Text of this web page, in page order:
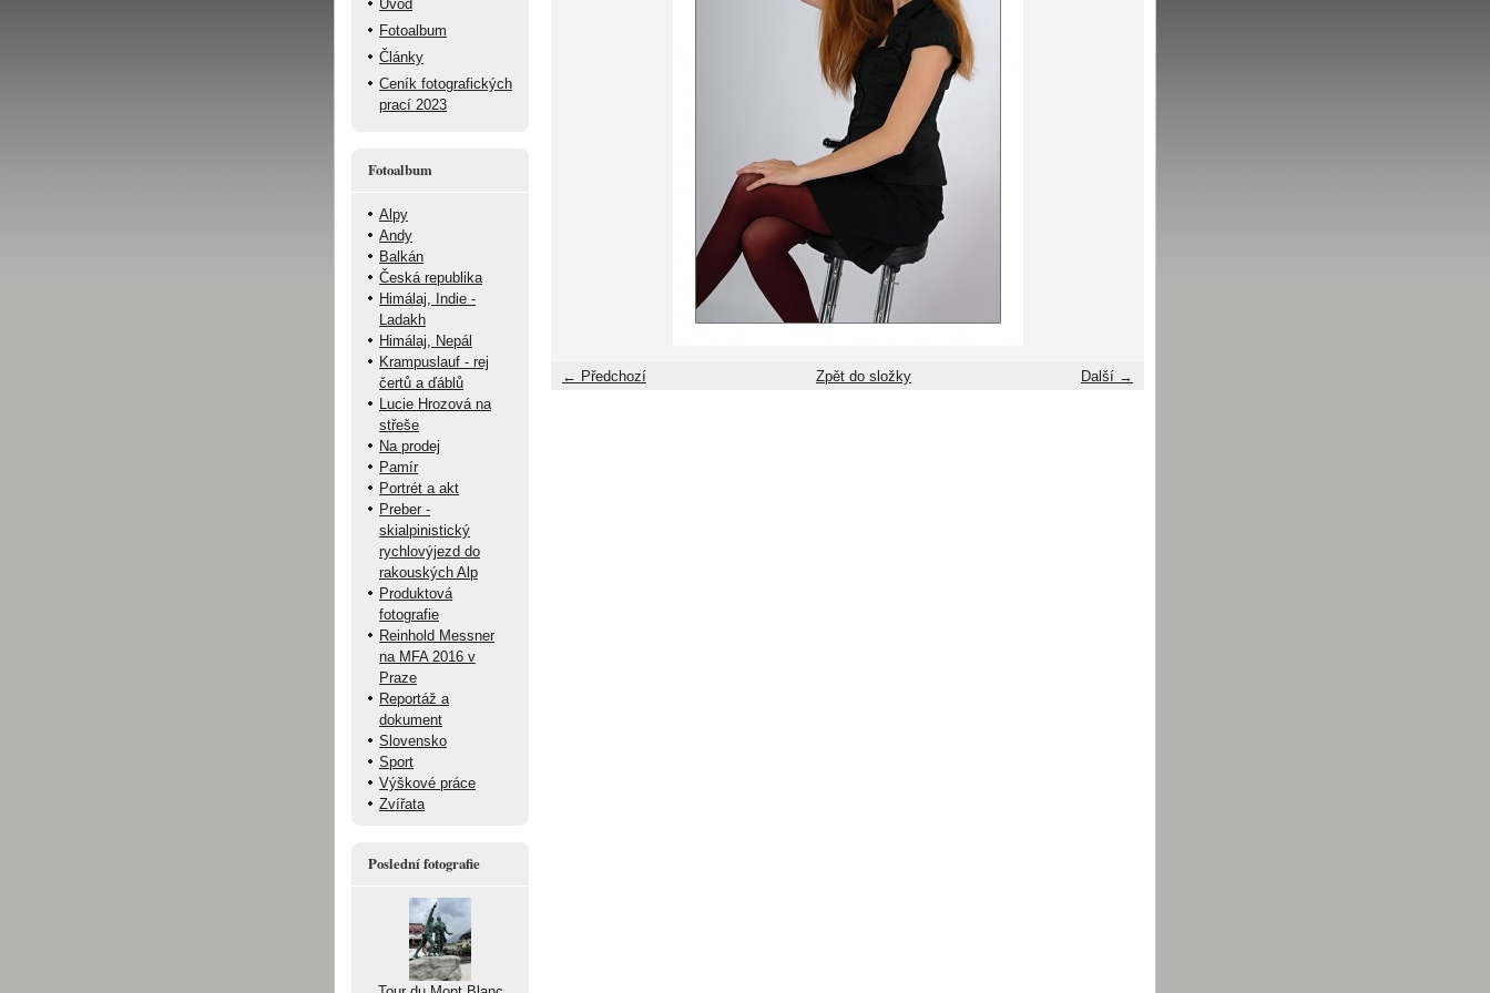
← Předchozí Další →
Zpět do složky
Úvod
Fotoalbum
Články
Ceník fotografických
prací 2023
Fotoalbum
Alpy
Andy
Balkán
Česká republika
Himálaj, Indie -
Ladakh
Himálaj, Nepál
Krampuslauf - rej
čertů a ďáblů
Lucie Hrozová na
střeše
Na prodej
Pamír
Portrét a akt
Preber -
skialpinistický
rychlovýjezd do
rakouských Alp
Produktová
fotografie
Reinhold Messner
na MFA 2016 v
Praze
Reportáž a
dokument
Slovensko
Sport
Výškové práce
Zvířata
Poslední fotografie